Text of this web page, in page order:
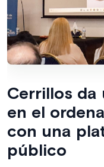
Cerrillos da
en el
con una
público